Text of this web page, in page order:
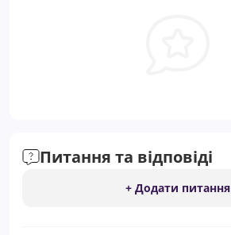
Питання та відповіді
+ Додати питання